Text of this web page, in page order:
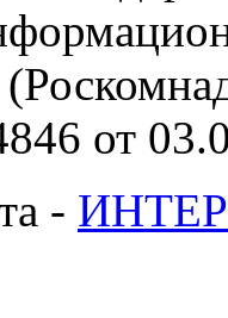
от
-